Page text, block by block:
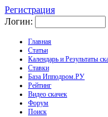
Регистрация
Логин:
Главная
Статьи
Календарь и Результаты
Ставки
База Ипподром.РУ
Рейтинг
Видео скачек
Форум
Поиск